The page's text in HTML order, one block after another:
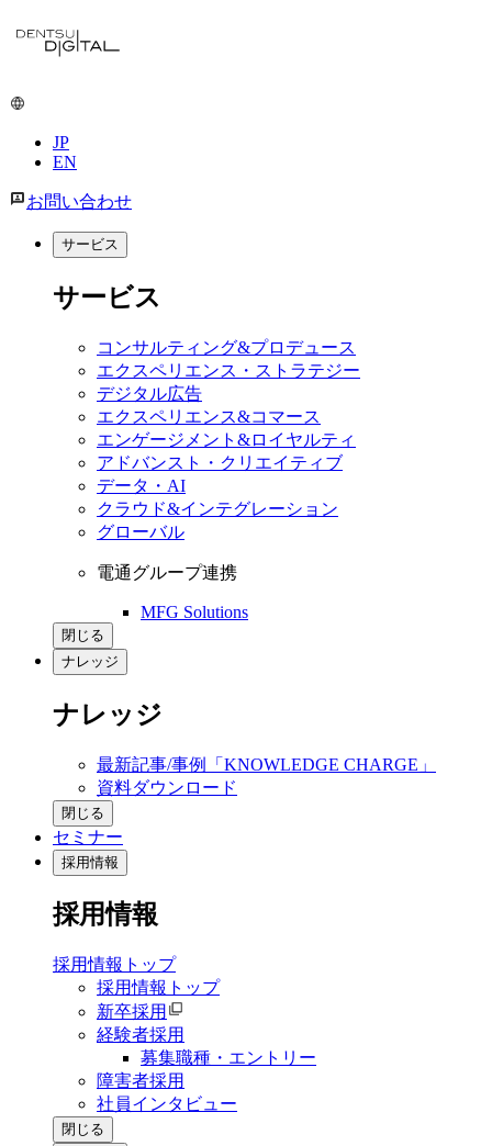
JP
EN
お問い合わせ
サービス
サービス
コンサルティング&プロデュース
エクスペリエンス・ストラテジー
デジタル広告
エクスペリエンス&コマース
エンゲージメント&ロイヤルティ
アドバンスト・クリエイティブ
データ・AI
クラウド&インテグレーション
グローバル
電通グループ連携
MFG Solutions
閉じる
ナレッジ
ナレッジ
最新記事/事例「KNOWLEDGE CHARGE」
資料ダウンロード
閉じる
セミナー
採用情報
採用情報
採用情報トップ
採用情報トップ
新卒採用
経験者採用
募集職種・エントリー
障害者採用
社員インタビュー
閉じる